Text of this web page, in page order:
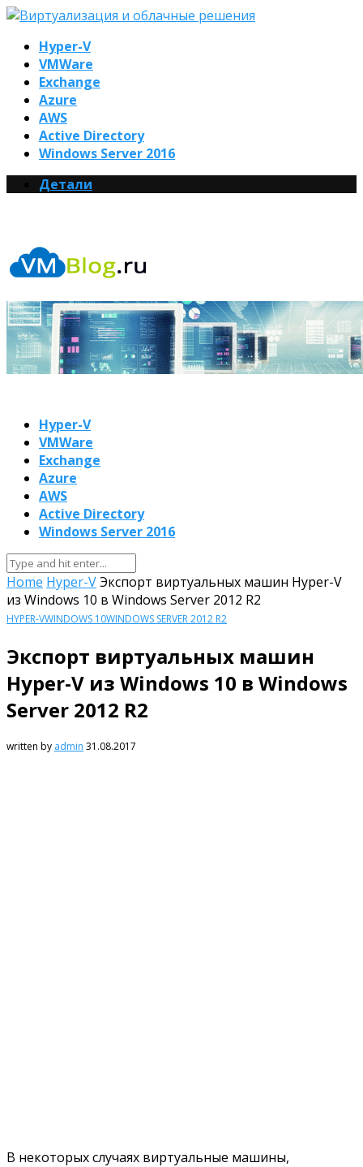
Hyper-V
VMWare
Exchange
Azure
AWS
Active Directory
Windows Server 2016
Детали
Hyper-V
VMWare
Exchange
Azure
AWS
Active Directory
Windows Server 2016
Home Hyper-VЭкспорт виртуальных машин Hyper-V
из Windows 10 в Windows Server 2012 R2
HYPER-VWINDOWS 10WINDOWS SERVER 2012 R2
Экспорт виртуальных машин
Hyper-V из Windows 10 в Windows
Server 2012 R2
written by admin 31.08.2017
В некоторых случаях виртуальные машины,